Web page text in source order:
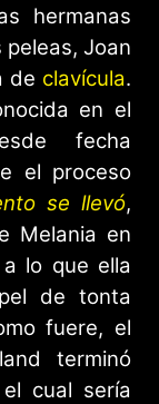
hermanas
Joan
de clavícula.
en el
fecha
el proceso
se llevó,
Melania en
lo que ella
de tonta
fuere, el
terminó
cual sería